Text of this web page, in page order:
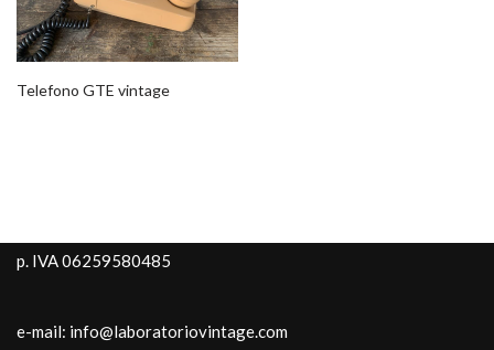
Telefono GTE vintage
p. IVA 06259580485
e-mail: info@laboratoriovintage.com